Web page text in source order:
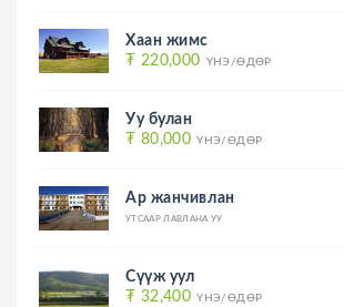
Хаан жимс
₮ 220,000 ҮНЭ/ӨДӨР
Уу булан
₮ 80,000 ҮНЭ/ӨДӨР
Ар жанчивлан
УТСААР ЛАВЛАНА УУ
Сүүж уул
₮ 32,400 ҮНЭ/ӨДӨР